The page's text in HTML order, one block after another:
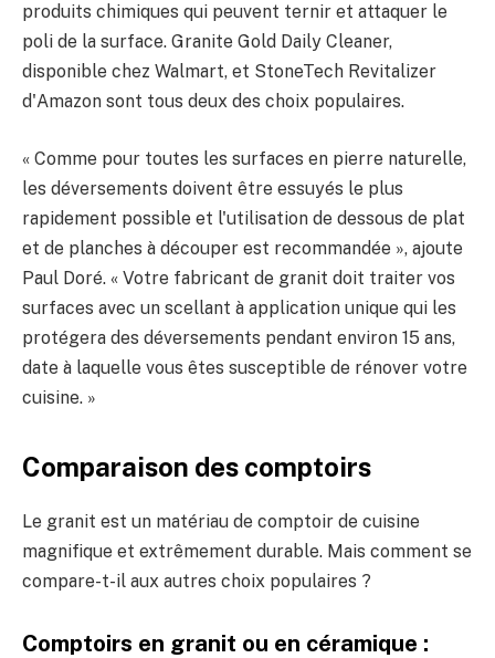
produits chimiques qui peuvent ternir et attaquer le
poli de la surface. Granite Gold Daily Cleaner,
disponible chez Walmart, et StoneTech Revitalizer
d'Amazon sont tous deux des choix populaires.
« Comme pour toutes les surfaces en pierre naturelle,
les déversements doivent être essuyés le plus
rapidement possible et l'utilisation de dessous de plat
et de planches à découper est recommandée », ajoute
Paul Doré. « Votre fabricant de granit doit traiter vos
surfaces avec un scellant à application unique qui les
protégera des déversements pendant environ 15 ans,
date à laquelle vous êtes susceptible de rénover votre
cuisine. »
Comparaison des comptoirs
Le granit est un matériau de comptoir de cuisine
magnifique et extrêmement durable. Mais comment se
compare-t-il aux autres choix populaires ?
Comptoirs en granit ou en céramique :